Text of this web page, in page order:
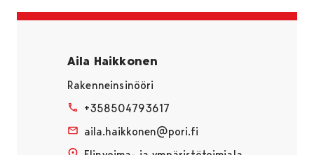
Aila Haikkonen
Rakenneinsinööri
+358504793617
aila.haikkonen@pori.fi